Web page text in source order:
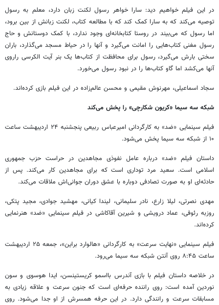
در این فیلم خواهیم دید: سارا خواهر رسول لکنت زبان دارد، معلم به رسول
توصیه می‌کند که به سارا کمک کند که با مطالعه کتاب، لکنت زبانش از بین برود،
اما رسول که می‌بیند در روستا کتابخانه‌ای وجود ندارد، با کمک دوستانش و حاج
رسول مغنی کتاب‌هایی را امانت می‌گیرد و آنها را در حیاط مسجد می‌گذارد، باران
سختی بارش می‌گیرد، رسول برای محافظت از کتاب‌ها یک بنر آیت الکرسی راروی
آنها می‌کشد اما گاو کتاب‌ها را در نبود رسول می‌خورد.
سجاد اسماعیلی، مهرنوش مقیمی‌ و محسن عالم‌زاده در این فیلم بازی کرده‌اند.
شبکه سه سیما «کریون شکارچی» را پخش می‌کند
فیلم سینمایی «ضد» به کارگردانی امیرعباس ربیعی پنجشنبه ۲۴ اردیبهشت ساعت
۱۰ از شبکه سه سیما پخش می‌شود.
داستان فیلم «ضد» درباره عامل نفوذی مجاهدین در حراست حزب جمهوری
اسلامی‌ است. سعید مرد توداری است که برای مجاهدین کار می‌کند. پس از
حادثه‌ای‌ او به صورت تصادفی دوباره با عشق دوران جوانی‌اش ملاقات می‌کند.
مهدی نصرتی، لیلا زارع، نادر سلیمانی، لیندا کیانی، مهشید جوادی، مجید پتکی،
روزبه رئوفی، عماد درویشی و شیرین آقاکاشی در فیلم سینمایی «ضد» هنرنمایی
کرده‌اند.
فیلم سینمایی «نهایت سرعت» به کارگردانی «هالوارد براین»، جمعه ۲۵ اردیبهشت
ساعت ۸:۴۵ روی آنتن شبکه سه سیما می‌رود.
در خلاصه داستان فیلم با بازی آندرس بااسمو کریستینسن، ایدا هوسوی و سون
نوردین آمده است: روی راننده حرفه‌ای‌ است که جنون سرعت و علاقه زیادی به
مسابقات سرعت و رانندگی دارد. در این حرفه همسرش از او جدا می‌شود. روی